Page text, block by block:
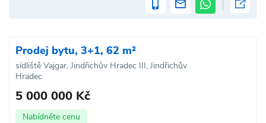
Prodej bytu, 3+1, 62 m²
sídliště Vajgar, Jindřichův Hradec III, Jindřichův
Hradec
5 000 000 Kč
Nabídněte cenu